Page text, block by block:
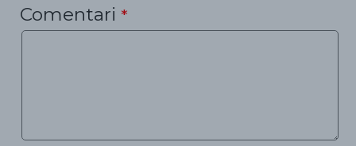
Comentari *